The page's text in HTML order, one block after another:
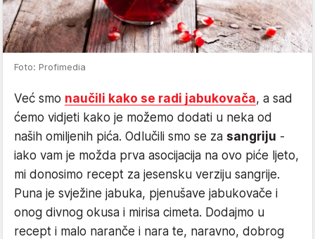
Foto: Profimedia
Već smo naučili kako se radi jabukovača, a sad
ćemo vidjeti kako je možemo dodati u neka od
naših omiljenih pića. Odlučili smo se za sangriju -
iako vam je možda prva asocijacija na ovo piće ljeto,
mi donosimo recept za jesensku verziju sangrije.
Puna je svježine jabuka, pjenušave jabukovače i
onog divnog okusa i mirisa cimeta. Dodajmo u
recept i malo naranče i nara te, naravno, dobrog